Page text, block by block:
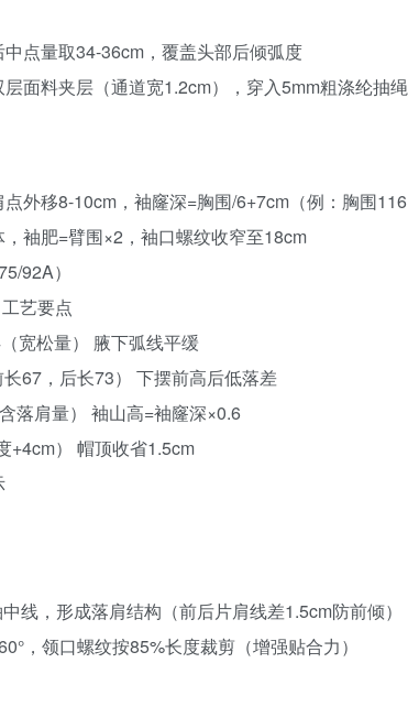
点量取34-36cm，覆盖头部后倾弧度
面料夹层（通道宽1.2cm），穿入5mm粗涤纶抽绳
外移8-10cm，袖窿深=胸围/6+7cm（例：胸围
袖肥=臂围×2，袖口螺纹收窄至18cm
92A）
艺要点
宽松量） 腋下弧线平缓
67，后长73） 下摆前高后低落差
落肩量） 袖山高=袖窿深×0.6
+4cm） 帽顶收省1.5cm
线，形成落肩结构（前后片肩线差1.5cm防前倾）
，领口螺纹按85%长度裁剪（增强贴合力）